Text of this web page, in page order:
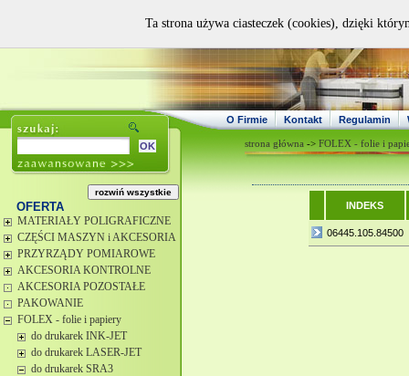
O Firmie Kontakt Regulamin
OFERTA
MATERIAŁY POLIGRAFICZNE
CZĘŚCI MASZYN i AKCESORIA
PRZYRZĄDY POMIAROWE
AKCESORIA KONTROLNE
AKCESORIA POZOSTAŁE
PAKOWANIE
FOLEX - folie i papiery
do drukarek INK-JET
do drukarek LASER-JET
do drukarek SRA3
strona główna -> FOLEX - folie i
INDEKS
06445.105.84500
Ta strona używa ciasteczek (cookies), dzięki